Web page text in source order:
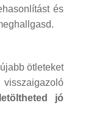
és
ötleteket
jó